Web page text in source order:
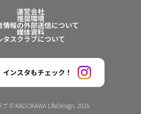
運営会社
推奨環境
情報の外部送信について
媒体資料
タスクラブについて
ンスタもチェック！
© KADOKAWA LifeDesign. 2026